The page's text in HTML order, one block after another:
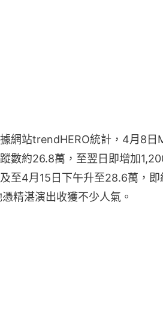
網站trendHERO統計，4月8
數約26.8萬，至翌日即增加
至4月15日下午升至28.6萬，
精湛演出收獲不少人氣。